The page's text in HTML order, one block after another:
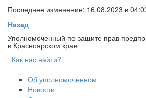
Последнее изменение: 16.08.2023 в
Назад
Уполномоченный по защите прав
в Красноярском крае
Как нас найти?
Об уполномоченном
Новости